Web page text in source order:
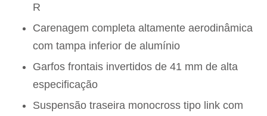
R
Carenagem completa altamente aerodinâmica
com tampa inferior de alumínio
Garfos frontais invertidos de 41 mm de alta
especificação
Suspensão traseira monocross tipo link com